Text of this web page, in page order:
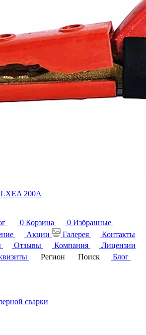
LXEA 200A
0 Корзина 0 Избранные
Акции Галерея
Контакты
Отзывы Компания
Лицензии
Регион Поиск
Блог
сварки